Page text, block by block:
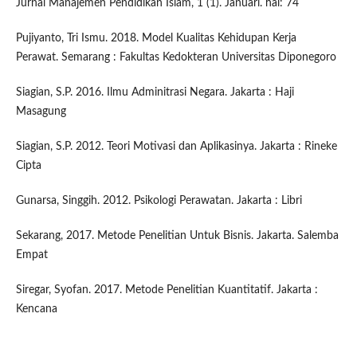
Jurnal Manajemen Pendidikan Islam, 1 (1). Januari. hal: 74
Pujiyanto, Tri Ismu. 2018. Model Kualitas Kehidupan Kerja
Perawat. Semarang : Fakultas Kedokteran Universitas Diponegoro
Siagian, S.P. 2016. Ilmu Adminitrasi Negara. Jakarta : Haji
Masagung
Siagian, S.P. 2012. Teori Motivasi dan Aplikasinya. Jakarta : Rineke
Cipta
Gunarsa, Singgih. 2012. Psikologi Perawatan. Jakarta : Libri
Sekarang, 2017. Metode Penelitian Untuk Bisnis. Jakarta. Salemba
Empat
Siregar, Syofan. 2017. Metode Penelitian Kuantitatif. Jakarta :
Kencana